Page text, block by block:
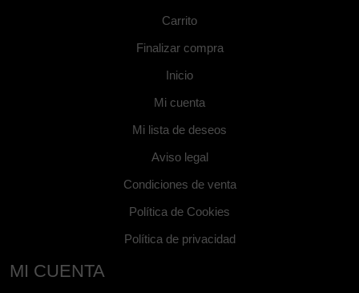
Carrito
Finalizar compra
Inicio
Mi cuenta
Mi lista de deseos
Aviso legal
Condiciones de venta
Política de Cookies
Política de privacidad
MI CUENTA